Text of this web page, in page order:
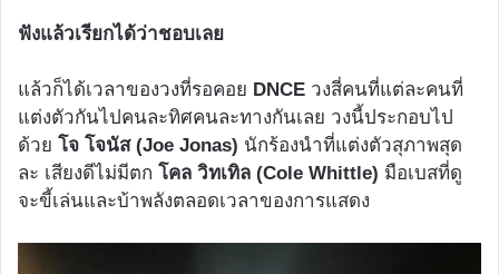
ฟังแล้วเรียกได้ว่าชอบเลย
แล้วก็ได้เวลาของวงที่รอคอย DNCE วงสี่คนที่แต่ละคนที่
แต่งตัวกันไปคนละทิศคนละทางกันเลย วงนี้ประกอบไป
ด้วย โจ โจนัส (Joe Jonas) นักร้องนำที่แต่งตัวสุภาพสุด
ละ เสียงดีไม่มีตก โคล วิทเทิล (Cole Whittle) มือเบสที่ดู
จะขี้เล่นและบ้าพลังตลอดเวลาของการแสดง